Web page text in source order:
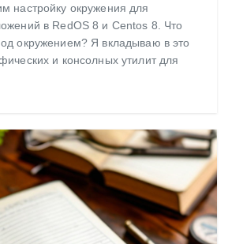
настройку окружения для
в RedOS 8 и Centos 8. Что
окружением? Я вкладываю в это
и консолных утилит для